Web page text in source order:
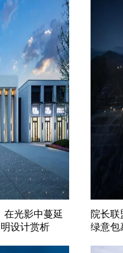
在光影中蔓延
设计赏析
院长联
绿意包